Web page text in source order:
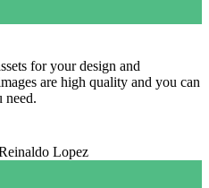
for your design and
are high quality and you can
need.
Lopez